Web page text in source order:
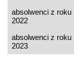
absolwenci z roku
2022
absolwenci z roku
2023